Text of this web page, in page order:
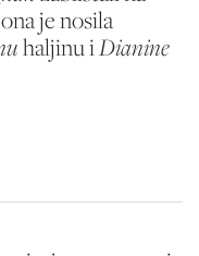
je nosila
haljinu iDianine